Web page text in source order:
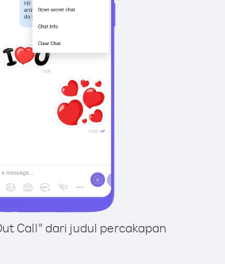
Call” dari judul percakapan